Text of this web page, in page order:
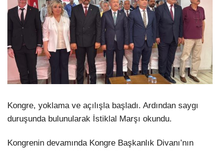
Kongre, yoklama ve açılışla başladı. Ardından saygı
duruşunda bulunularak İstiklal Marşı okundu.
Kongrenin devamında Kongre Başkanlık Divanı’nın